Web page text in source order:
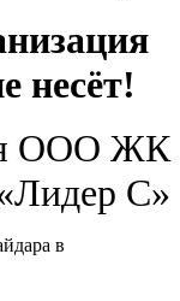
несёт!
ООО ЖК
С»
в